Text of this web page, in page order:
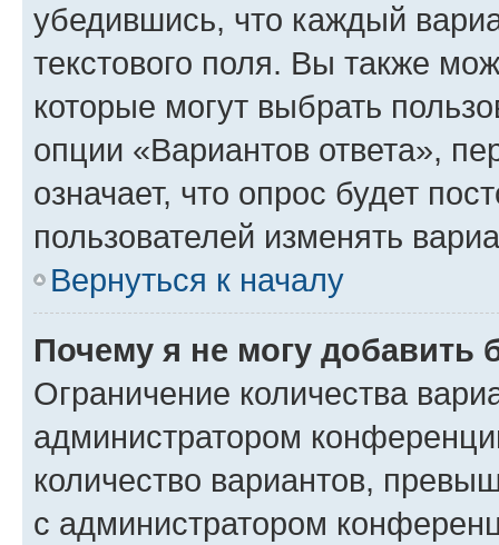
убедившись, что каждый
текстового поля. Вы также
которые могут выбрать
опции «Вариантов ответа»,
означает, что опрос будет
пользователей изменять
Вернуться к началу
Почему я не могу добавить
Ограничение количества
администратором
количество вариантов,
с администратором